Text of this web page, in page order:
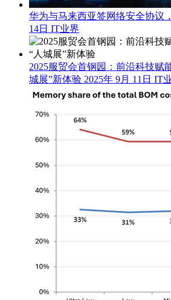
华为与马来西亚签网络安全协议
14日 IT业界
2025服贸会首钢园：前沿科技赋
城展”新体验 2025年 9月 11日 IT